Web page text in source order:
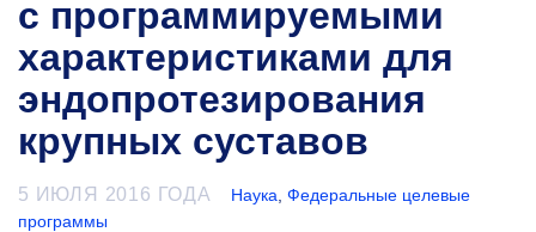
с программируемыми
характеристиками для
эндопротезирования
крупных суставов
5 ИЮЛЯ 2016 ГОДА Наука Федеральные целевые
программы